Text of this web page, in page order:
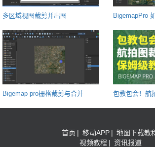
多区域视图裁剪并出图 BigemapPro
Bigemap pro栅格裁剪与合并
包教包会！航
首页 | 移动APP | 地图下载教
视频教程 | 资讯报道